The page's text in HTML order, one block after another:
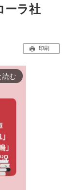
ーラ社
印刷
読む